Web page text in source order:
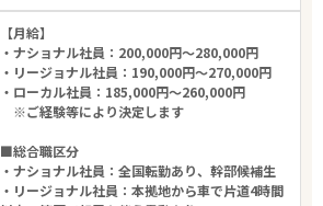
【月給】
・ナショナル社員：200,000円～280,000円
・リージョナル社員：190,000円～270,000円
・ローカル社員：185,000円～260,000円
※ご経験等により決定します
■総合職区分
・ナショナル社員：全国転勤あり、幹部候補生
・リージョナル社員：本拠地から車で片道4時間